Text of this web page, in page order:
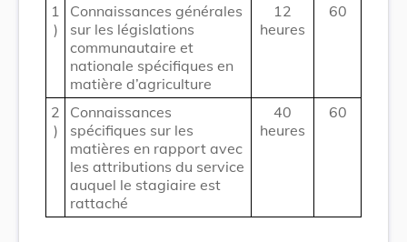
1
)
Connaissances générales
sur les législations
communautaire et
nationale spécifiques en
matière d’agriculture
12
heures
60
2
)
Connaissances
spécifiques sur les
matières en rapport avec
les attributions du service
auquel le stagiaire est
rattaché
40
heures
60